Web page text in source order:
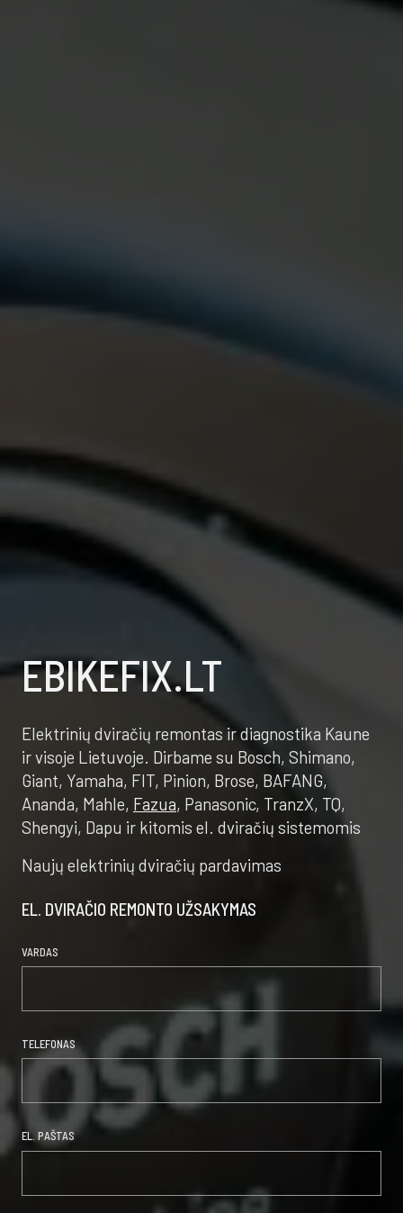
EBIKEFIX.LT
Elektrinių dviračių remontas ir diagnostika Kaune
ir visoje Lietuvoje. Dirbame su Bosch, Shimano,
Giant, Yamaha, FIT, Pinion, Brose, BAFANG,
Ananda, Mahle, Fazua, Panasonic, TranzX, TQ,
Shengyi, Dapu ir kitomis el. dviračių sistemomis
Naujų elektrinių dviračių pardavimas
EL. DVIRAČIO REMONTO UŽSAKYMAS
VARDAS
TELEFONAS
EL. PAŠTAS